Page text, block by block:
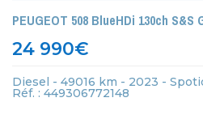
PEUGEOT 508 BlueHDi 130ch S&S
24 990€
Diesel - 49016 km - 2023 -
Réf. : 449306772148